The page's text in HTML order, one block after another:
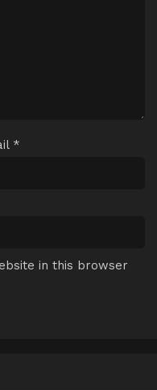
*
in this browser